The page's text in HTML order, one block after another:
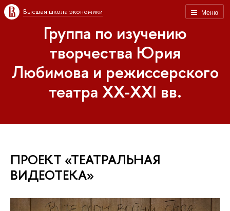
Меню
Высшая школа экономики
Группа по изучению
творчества Юрия
Любимова и режиссерского
театра XX-XXI вв.
ПРОЕКТ «ТЕАТРАЛЬНАЯ
ВИДЕОТЕКА»